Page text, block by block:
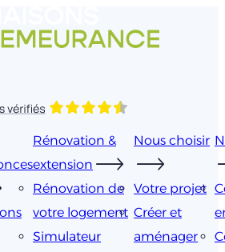
Rénovation &
extension
Rénovation de
votre logement
Simulateur
Nous choisir
Votre projet
Créer et
aménager